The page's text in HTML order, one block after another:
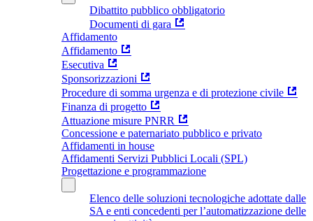
Dibattito pubblico obbligatorio
Documenti di gara
Affidamento
Affidamento
Esecutiva
Sponsorizzazioni
Procedure di somma urgenza e di protezione civile
Finanza di progetto
Attuazione misure PNRR
Concessione e paternariato pubblico e privato
Affidamenti in house
Affidamenti Servizi Pubblici Locali (SPL)
Progettazione e programmazione
Elenco delle soluzioni tecnologiche adottate dalle
SA e enti concedenti per l’automatizzazione delle